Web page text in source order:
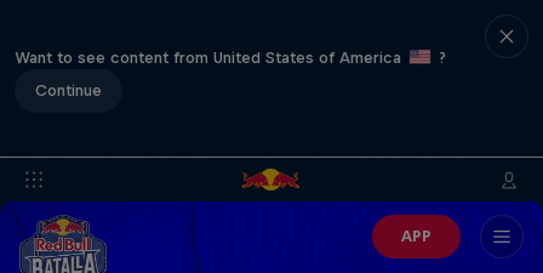
Want to see content from United States of America
?
Continue
APP